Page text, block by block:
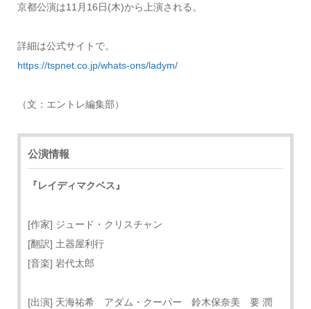
京都公演は11月16日(木)から上演される。
詳細は公式サイトで。
https://tspnet.co.jp/whats-ons/ladym/
（文：エントレ編集部）
公演情報
『レイディマクベス』
[作家] ジュード・クリスチャン
[翻訳] 土器屋利行
[音楽] 岩代太郎
[出演] 天海祐希 アダム・クーパー 鈴木保奈美 要 潤